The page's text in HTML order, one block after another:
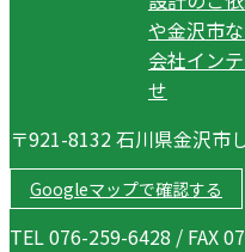
〒921-8132 石川県金沢市
Googleマップで確認する
TEL 076-259-6428 / FAX